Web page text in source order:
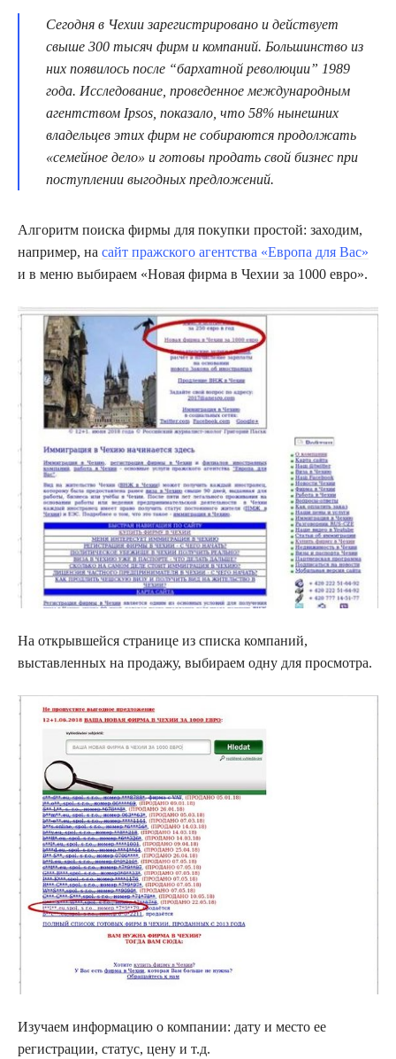
Сегодня в Чехии зарегистрировано и действует
свыше 300 тысяч фирм и компаний. Большинство из
них появилось после “бархатной революции” 1989
года. Исследование, проведенное международным
агентством Ipsos, показало, что 58% нынешних
владельцев этих фирм не собираются продолжать
«семейное дело» и готовы продать свой бизнес при
поступлении выгодных предложений.
Алгоритм поиска фирмы для покупки простой: заходим,
например, на сайт пражского агентства «Европа для Вас»
и в меню выбираем «Новая фирма в Чехии за 1000 евро».
На открывшейся странице из списка компаний,
выставленных на продажу, выбираем одну для просмотра.
Изучаем информацию о компании: дату и место ее
регистрации, статус, цену и т.д.